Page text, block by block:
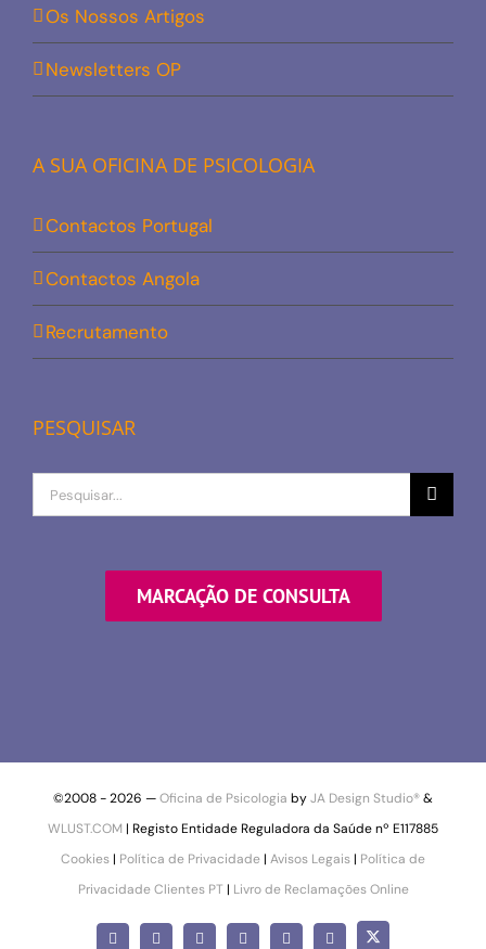
Os Nossos Artigos
Newsletters OP
A SUA OFICINA DE PSICOLOGIA
Contactos Portugal
Contactos Angola
Recrutamento
PESQUISAR
Procurar
por
MARCAÇÃO DE CONSULTA
©2008 -2026 —Oficina de Psicologia byJA Design Studio®&
WLUST.COM | Registo Entidade Reguladora da Saúde nº E117885
Cookies| Política de Privacidade| Avisos Legais| Política de
Privacidade Clientes PT | Livro de Reclamações Online
FacebookInstagramLinkedInYouTubePinterestSoundCloud
X